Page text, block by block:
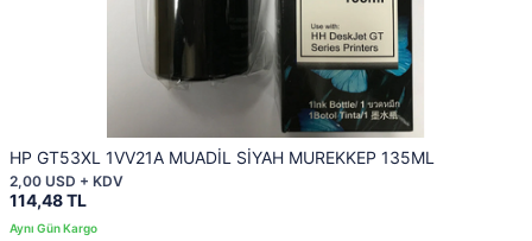
HP GT53XL 1VV21A MUADİL SİYAH MUREKKEP 135ML
114,48 TL
2,00 USD + KDV